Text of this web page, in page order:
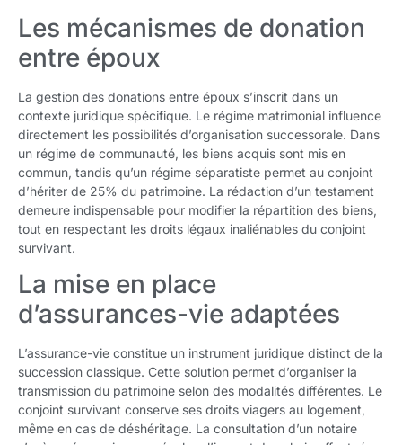
Les mécanismes de donation
entre époux
La gestion des donations entre époux s’inscrit dans un
contexte juridique spécifique. Le régime matrimonial influence
directement les possibilités d’organisation successorale. Dans
un régime de communauté, les biens acquis sont mis en
commun, tandis qu’un régime séparatiste permet au conjoint
d’hériter de 25% du patrimoine. La rédaction d’un testament
demeure indispensable pour modifier la répartition des biens,
tout en respectant les droits légaux inaliénables du conjoint
survivant.
La mise en place
d’assurances-vie adaptées
L’assurance-vie constitue un instrument juridique distinct de la
succession classique. Cette solution permet d’organiser la
transmission du patrimoine selon des modalités différentes. Le
conjoint survivant conserve ses droits viagers au logement,
même en cas de déshéritage. La consultation d’un notaire